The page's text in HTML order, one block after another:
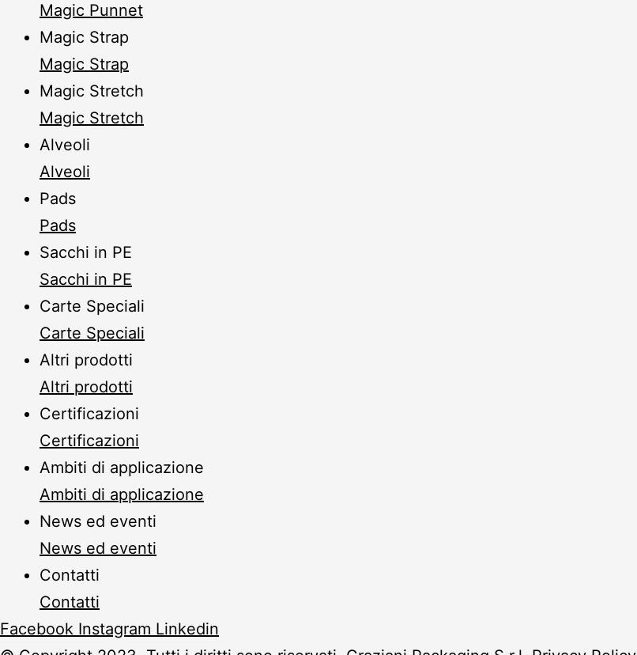
Magic Punnet
Magic Strap
Magic Strap
Magic Stretch
Magic Stretch
Alveoli
Alveoli
Pads
Pads
Sacchi in PE
Sacchi in PE
Carte Speciali
Carte Speciali
Altri prodotti
Altri prodotti
Certificazioni
Certificazioni
Ambiti di applicazione
Ambiti di applicazione
News ed eventi
News ed eventi
Contatti
Contatti
Facebook Instagram Linkedin